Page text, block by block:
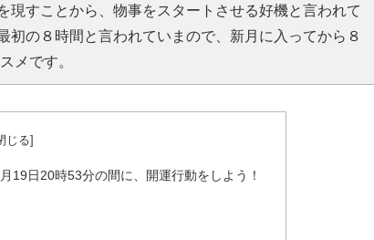
現すことから、物事をスタートさせる好機と言われて
の８時間と言われていまので、新月に入ってから８
メです。
19日20時53分の間に、開運行動をしよう！